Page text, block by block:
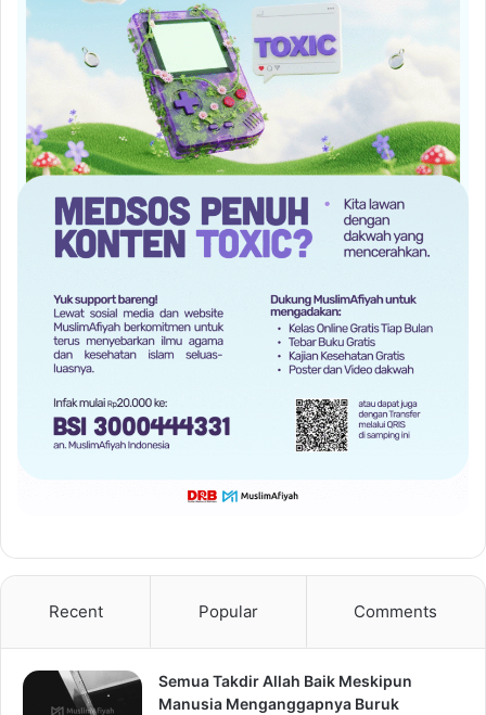
Recent Popular Comments
Semua Takdir Allah Baik Meskipun
Manusia Menganggapnya Buruk